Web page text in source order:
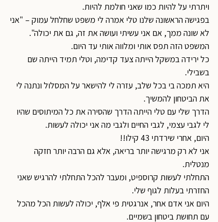
ויתרתי על להיות כמו שאני חולמת להיות.
בפגישה הראשונה שלנו טלי אמרה לי משפט שחלחל עמוק – "אני
לא שונה ממך, אם אני עשיתי ועושה את זה, גם את יכולה".
המשפט הזה תפס אותי ומלווה אותי עד היום.
כל ירידה במשקל הייתה צעד קדימה, וטלי תמיד הייתה שם
בשבילי.
היא תמכה בי בכל שלב, עזרה לי להישאר על המסלול ונתנה לי
את הביטחון להמשיך.
הדרך שלי עם טלי הייתה הדרך שהסירה את כל המיתוסים שהיו
לי לגבי עצמי, לגבי החיים ולגבי מה אני יכולה לעשות.
היום, אחרי שירדתי 43 קילו!!
אני לא רק מרגישה יותר בריאה, אלא גם הרבה יותר חזקה
מנטלית.
התחלתי לעשות קרוספיט, ומעבר להכל התחלתי להרגיש שאני
החזרתי בעלות לגוף שלי.
היום אני אדם אחר, אנרגטית פי אלף, יכולה לעשות הכל מהכל
עם תחושת ביטחון בשמיים.